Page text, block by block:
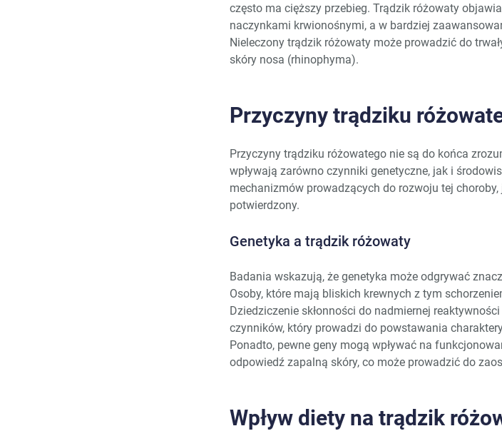
często ma cięższy przebieg. Trądzik różowaty
naczynkami krwionośnymi, a w bardziej
Nieleczony trądzik różowaty może prowadzić do
skóry nosa (rhinophyma).
Przyczyny trądziku
Przyczyny trądziku różowatego nie są do końca
wpływają zarówno czynniki genetyczne, jak i
mechanizmów prowadzących do rozwoju tej
potwierdzony.
Genetyka a trądzik różowaty
Badania wskazują, że genetyka może odgrywać
Osoby, które mają bliskich krewnych z tym
Dziedziczenie skłonności do nadmiernej
czynników, który prowadzi do powstawania
Ponadto, pewne geny mogą wpływać na
odpowiedź zapalną skóry, co może prowadzić do
Wpływ diety na trądzik